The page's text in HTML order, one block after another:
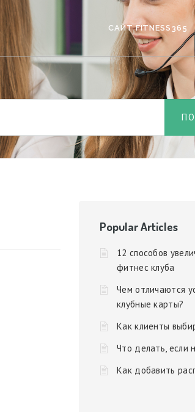
САЙТ FITNESS365
Popular Articles
12 способов
фитнес клуба
Чем отличаются
клубные карты?
Как клиенты
Что делать, если
Как добавить